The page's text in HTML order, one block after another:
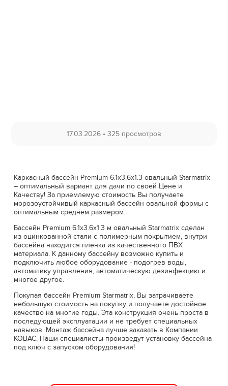
17.03.2026 • 325 просмотров
Каркасный бассейн Premium 6.1x3.6x1.3 овальный Starmatrix
– оптимальный вариант для дачи по своей Цене и
Качеству! За приемлемую стоимость Вы получаете
морозоустойчивый каркасный бассейн овальной формы с
оптимальным среднем размером.
Бассейн Premium 6.1x3.6x1.3 м овальный Starmatrix сделан
из оцинкованной стали с полимерным покрытием, внутри
бассейна находится пленка из качественного ПВХ
материала. К данному бассейну возможно купить и
подключить любое оборудование - подогрев воды,
автоматику управления, автоматическую дезинфекцию и
многое другое.
Покупая бассейн Premium Starmatrix, Вы затрачиваете
небольшую стоимость на покупку и получаете достойное
качество на многие годы. Эта конструкция очень проста в
последующей эксплуатации и не требует специальных
навыков. Монтаж бассейна лучше заказать в Компании
КОВАС. Наши специалисты произведут установку бассейна
под ключ с запуском оборудования!